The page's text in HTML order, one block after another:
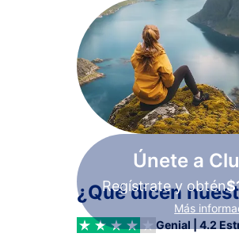
Únete a
Regístrate y obtén
Más
¿Qué dicen
Genial | 4.2